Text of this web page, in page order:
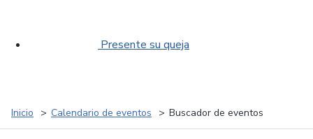
Presente su queja
Inicio Calendario de eventos Buscador de eventos